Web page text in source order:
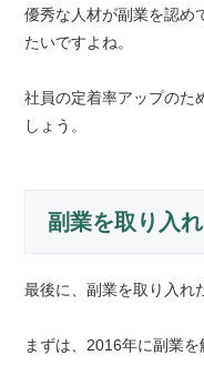
優秀な人材が副業を認
たいですよね。
社員の定着率アップのた
しょう。
副業を取り入
最後に、副業を取り入れ
まずは、2016年に副業を